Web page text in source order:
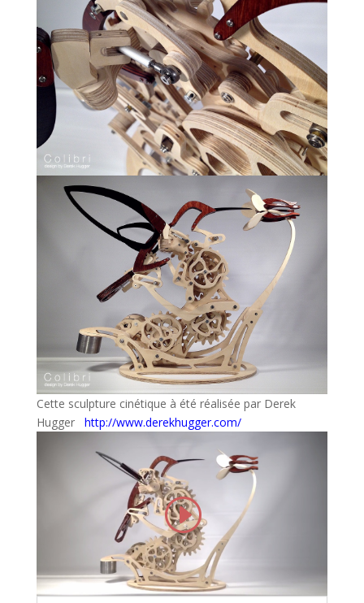
Cette sculpture cinétique à été réalisée par Derek
Hugger
http://www.derekhugger.com/